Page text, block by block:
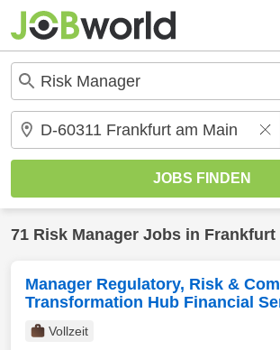
71 Risk Manager Jobs in Frankfurt am
Manager Regulatory, Risk &
Transformation Hub Financial
Vollzeit